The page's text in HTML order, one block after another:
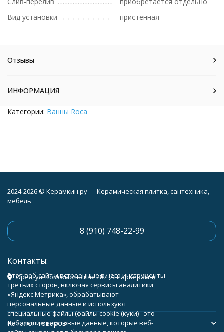
Вид установки
пристенная
Отзывы
ИНФОРМАЦИЯ
Категории: Ванны Roca
2024-2026 © Керамкин.ру — Керамическая плитка, сантехника,
мебель
8 (910) 748-22-99
Контакты:
Орёл, ул. Комсомольская 287 (АнгарКерама)
Каталог товаров
Этот веб-сайт и встроенные в него инструменты
третьих сторон, включая сервисы аналитики
«Яндекс.Метрика», обрабатывают
персональные данные и используют
специальные файлы (файлы cookie (куки) - это
небольшие текстовые данные, которые веб-